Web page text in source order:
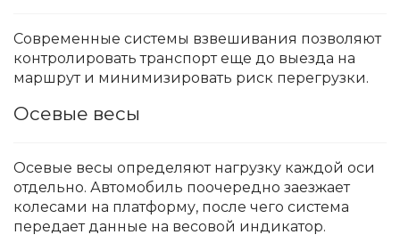
Современные системы взвешивания позволяют
контролировать транспорт еще до выезда на
маршрут и минимизировать риск перегрузки.
Осевые весы
Осевые весы определяют нагрузку каждой оси
отдельно. Автомобиль поочередно заезжает
колесами на платформу, после чего система
передает данные на весовой индикатор.